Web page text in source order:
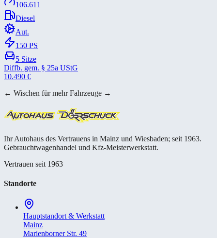
106.611
Diesel
Aut.
150 PS
5 Sitze
Diffb. gem. § 25a UStG
10.490 €
← Wischen für mehr Fahrzeuge →
Ihr Autohaus des Vertrauens in Mainz und Wiesbaden; seit 1963.
Gebrauchtwagenhandel und Kfz-Meisterwerkstatt.
Vertrauen seit 1963
Standorte
Hauptstandort & Werkstatt
Mainz
Marienborner Str. 49